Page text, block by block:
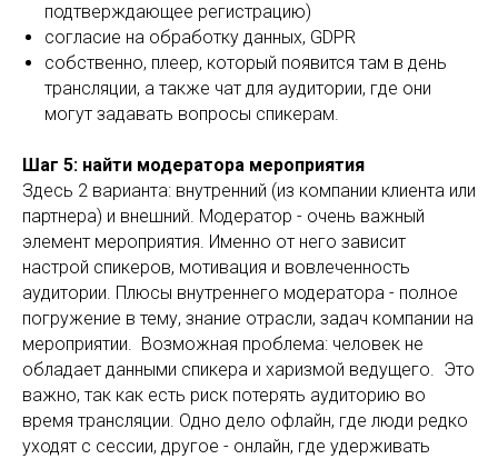
подтверждающее регистрацию)
согласие на обработку данных, GDPR
собственно, плеер, который появится там в день
трансляции, а также чат для аудитории, где они
могут задавать вопросы спикерам.
Шаг 5: найти модератора мероприятия
Здесь 2 варианта: внутренний (из компании клиента или
партнера) и внешний. Модератор - очень важный
элемент мероприятия. Именно от него зависит
настрой спикеров, мотивация и вовлеченность
аудитории. Плюсы внутреннего модератора - полное
погружение в тему, знание отрасли, задач компании на
мероприятии. Возможная проблема: человек не
обладает данными спикера и харизмой ведущего. Это
важно, так как есть риск потерять аудиторию во
время трансляции. Одно дело офлайн, где люди редко
уходят с сессии, другое - онлайн, где удерживать